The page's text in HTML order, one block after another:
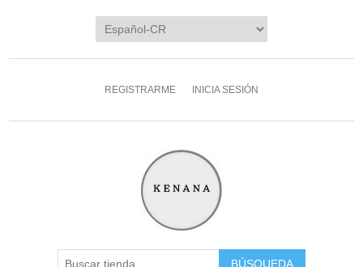
REGISTRARME INICIA SESIÓN